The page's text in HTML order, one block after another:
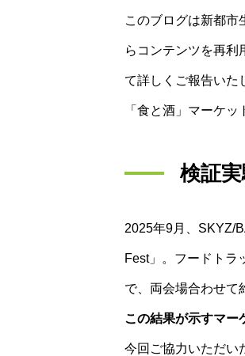
このブログは新都市
らコンテンツを再利
て詳しくご報告いた
「食と酒」マーケ
検証
2025年9月、SKYZ/
Fest」。フードトラ
で、両会場合わせて
この結果が示すマー
今回ご協力いただい